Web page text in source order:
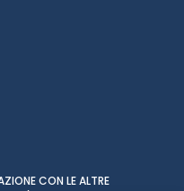
CON LE ALTRE